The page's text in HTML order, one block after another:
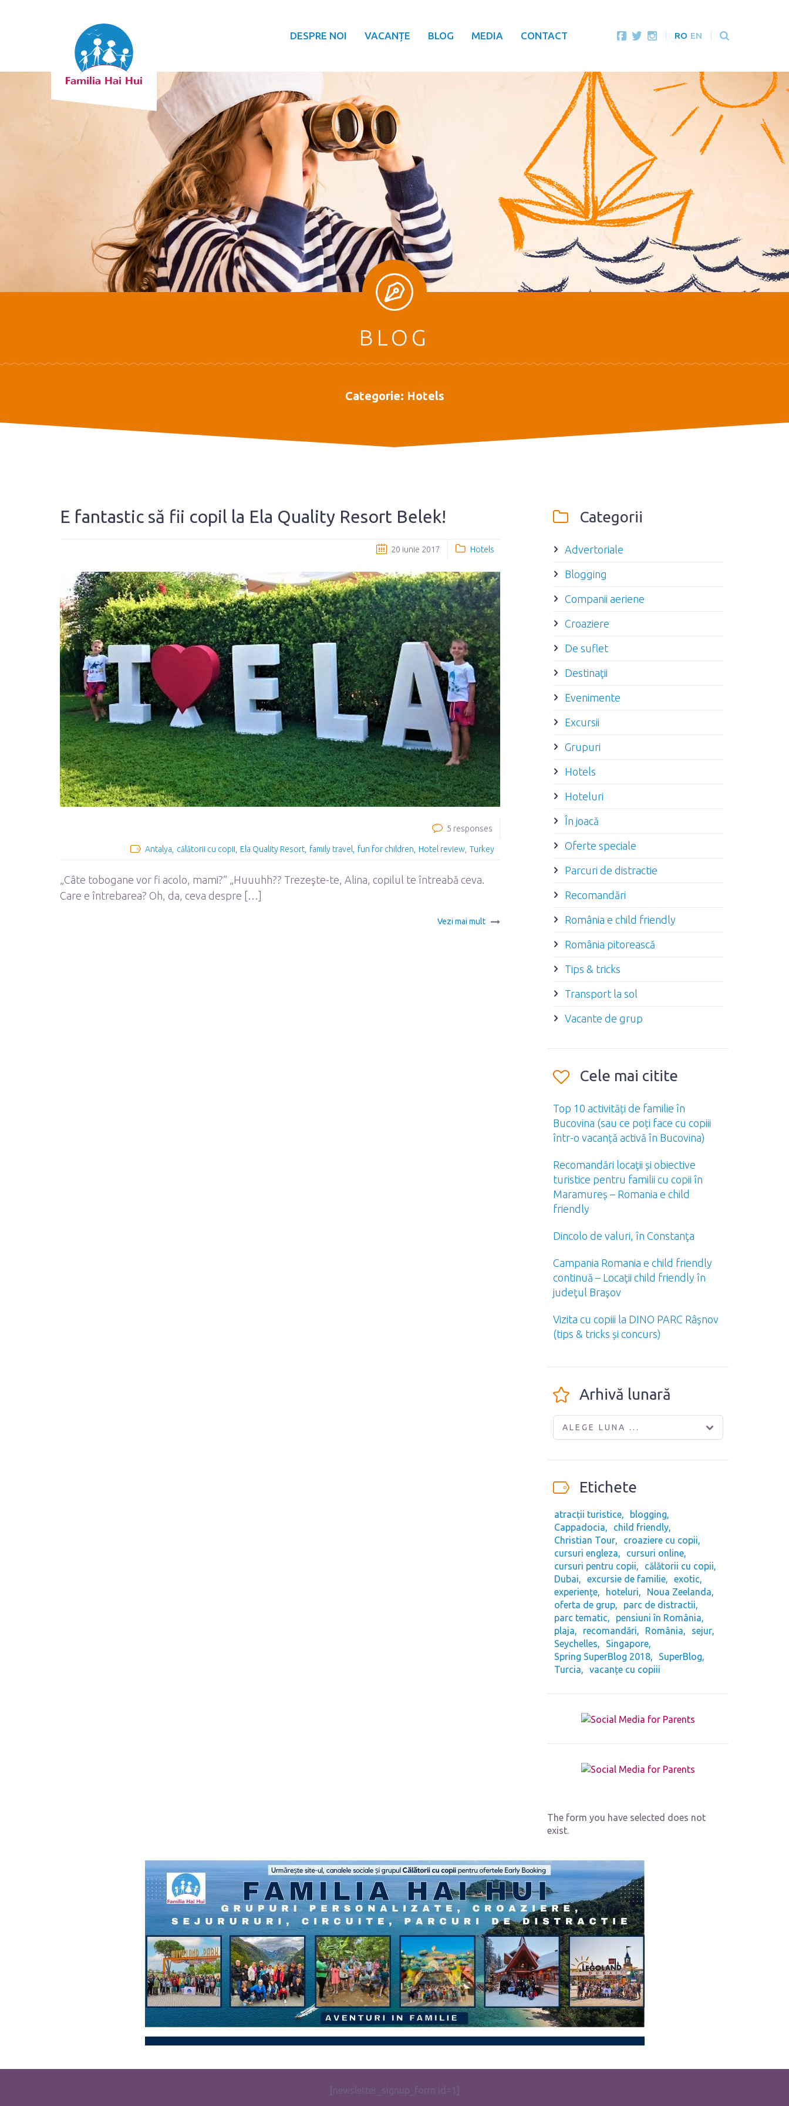
DESPRE NOI VACANȚE BLOG MEDIA CONTACT RO EN
BLOG
Categorie: Hotels
E fantastic să fii copil la Ela Quality Resort Belek!
20 iunie 2017 Hotels
5 responses
Antalya călătorii cu copii Ela Quality Resort family travel fun for children Hotel review Turkey
„Câte tobogane vor fi acolo, mami?” „Huuuhh?? Trezeşte-te, Alina, copilul te întreabă ceva.
Care e întrebarea? Oh, da, ceva despre […]
Vezi mai mult
Categorii
Advertoriale
Blogging
Companii aeriene
Croaziere
De suflet
Destinaţii
Evenimente
Excursii
Grupuri
Hotels
Hoteluri
În joacă
Oferte speciale
Parcuri de distractie
Recomandări
România e child friendly
România pitorească
Tips & tricks
Transport la sol
Vacante de grup
Cele mai citite
Top 10 activități de familie în
Bucovina (sau ce poți face cu copiii
într-o vacanță activă în Bucovina)
Recomandări locaţii și obiective
turistice pentru familii cu copii în
Maramureș – Romania e child
friendly
Dincolo de valuri, în Constanţa
Campania Romania e child friendly
continuă – Locaţii child friendly în
judeţul Braşov
Vizita cu copiii la DINO PARC Râşnov
(tips & tricks și concurs)
Arhivă lunară
ALEGE LUNA ...
Etichete
atracții turistice
blogging
Cappadocia
child friendly
Christian Tour
croaziere cu copii
cursuri engleza
cursuri online
cursuri pentru copii
călătorii cu copii
Dubai
excursie de familie
exotic
experiențe
hoteluri
Noua Zeelanda
oferta de grup
parc de distractii
parc tematic
pensiuni în România
plaja
recomandări România
sejur
Seychelles
Singapore
Spring SuperBlog 2018
SuperBlog
Turcia
vacanțe cu copiii
The form you have selected does not
exist.
[newsletter_signup_form id=1]